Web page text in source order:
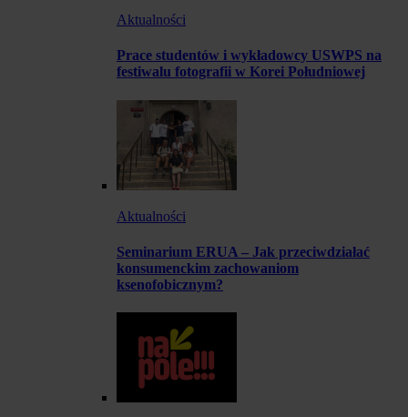
Aktualności
Prace studentów i wykładowcy USWPS na
festiwalu fotografii w Korei Południowej
Aktualności
Seminarium ERUA – Jak przeciwdziałać
konsumenckim zachowaniom
ksenofobicznym?